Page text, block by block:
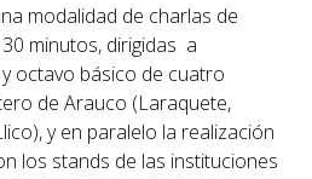
modalidad de charlas de
minutos, dirigidas a
octavo básico de cuatro
de Arauco (Laraquete,
y en paralelo la realización
los stands de las instituciones